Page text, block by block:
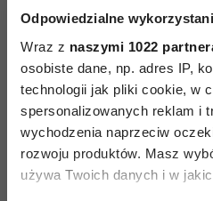
Odpowiedzialne
Wraz z naszymi 1022
osobiste dane, np. adres IP,
technologii jak pliki cookie, w
spersonalizowanych reklam i
wychodzenia naprzeciw
rozwoju produktów. Masz
używa Twoich danych i w
potrzebowała się komuś
całą drogę opowiadała
swojego życia, to po
zaprosiła go do kawiarni,
rozmowę. Potraktowała
koniec serdecznie
zechciał wysłuchać jej